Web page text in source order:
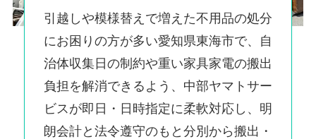
引越しや模様替えで増えた不用品の処分
にお困りの方が多い愛知県東海市で、自
治体収集日の制約や重い家具家電の搬出
負担を解消できるよう、中部ヤマトサー
ビスが即日・日時指定に柔軟対応し、明
朗会計と法令遵守のもと分別から搬出・